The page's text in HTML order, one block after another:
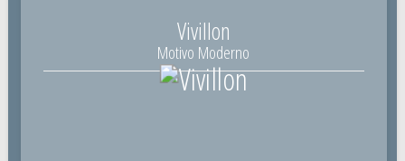
Vivillon
Motivo Moderno